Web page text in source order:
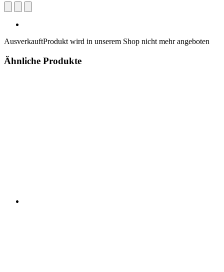
AusverkauftProdukt wird in unserem Shop nicht mehr angeboten
Ähnliche Produkte